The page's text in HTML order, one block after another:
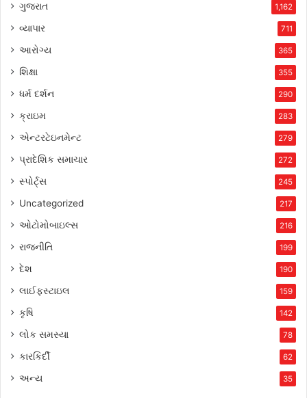
ગુજરાત 1,162
વ્યાપાર 711
આરોગ્ય 365
શિક્ષા 355
ધર્મ દર્શન 290
ક્રાઇમ 283
એન્ટરટેઇનમેન્ટ 279
પ્રાદેશિક સમાચાર 272
સ્પોર્ટ્સ 245
Uncategorized 217
ઓટોમોબાઇલ્સ 216
રાજનીતિ 199
દેશ 190
લાઈફસ્ટાઇલ 159
કૃષિ 142
લોક સમસ્યા 78
કારકિર્દી 62
અન્ય 35